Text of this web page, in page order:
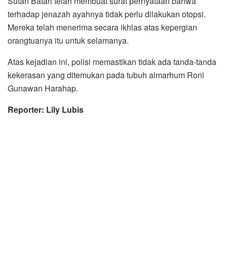
terhadap jenazah ayahnya tidak perlu dilakukan otopsi.
Mereka telah menerima secara ikhlas atas kepergian
orangtuanya itu untuk selamanya.
Atas kejadian ini, polisi memastikan tidak ada tanda-tanda
kekerasan yang ditemukan pada tubuh almarhum Roni
Gunawan Harahap.
Reporter: Lily Lubis